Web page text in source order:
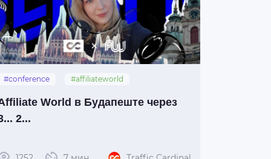
#conference
#affiliateworld
World в Будапеште через
2...